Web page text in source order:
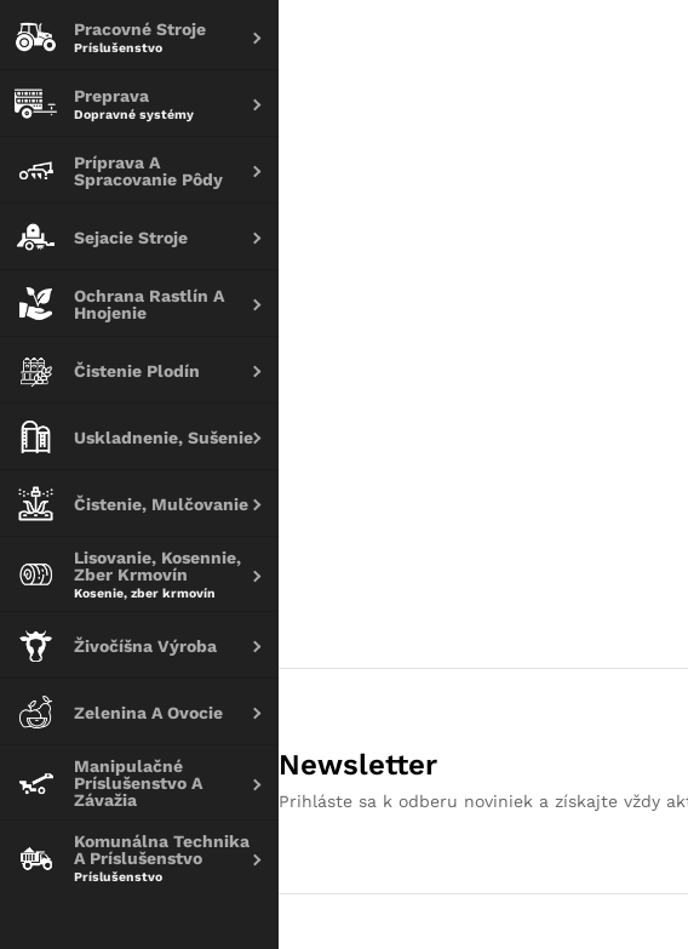
Pracovné Stroje
Príslušenstvo
Preprava
Dopravné systémy
Príprava A
Spracovanie Pôdy
Sejacie Stroje
Ochrana Rastlín A
Hnojenie
Čistenie Plodín
Uskladnenie, Sušenie
Čistenie, Mulčovanie
Lisovanie, Kosennie,
Zber Krmovín
Kosenie, zber krmovín
Živočíšna Výroba
Zelenina A Ovocie
Manipulačné
Príslušenstvo A
Závažia
Komunálna Technika
A Príslušenstvo
Príslušenstvo
Newsletter
Prihláste sa k odberu noviniek a získajte vždy